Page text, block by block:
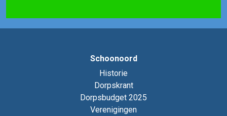
Schoonoord
Historie
Dorpskrant
Dorpsbudget 2025
Verenigingen